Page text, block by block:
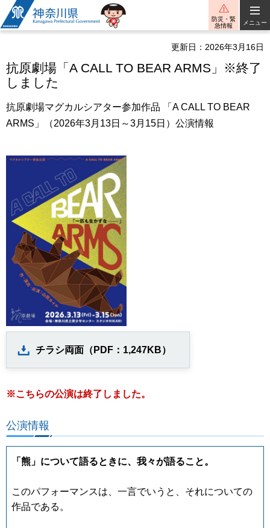
神奈川県
防災・緊
急情報
メニュー
更新日：2026年3月16日
抗原劇場「A CALL TO BEAR ARMS」※終了
しました
抗原劇場マグカルシアター参加作品 「A CALL TO BEAR
ARMS」（2026年3月13日～3月15日）公演情報
チラシ両面（PDF：1,247KB）
※こちらの公演は終了しました。
公演情報
「熊」について語るときに、我々が語ること。
このパフォーマンスは、一言でいうと、それについての
作品である。